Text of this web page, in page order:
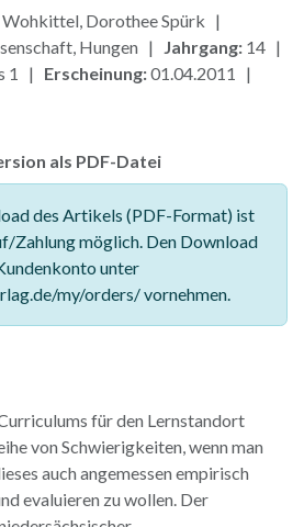
Dorothee Spürk |
Hungen | Jahrgang: 14 |
1 | Erscheinung:01.04.2011 |
als PDF-Datei
des Artikels (PDF-Format) ist
Zahlung möglich. Den Download
unter
my/orders/ vornehmen.
für den Lernstandort
von Schwierigkeiten, wenn man
auch angemessen empirisch
evaluieren zu wollen. Der